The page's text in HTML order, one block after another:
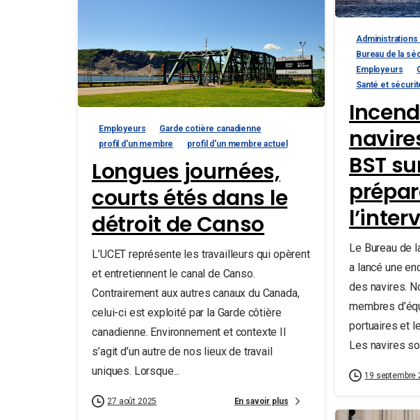
Administrations
Bureau de la
Employeurs
Santé et
BST
Le Bureau de
a lancé une
des navires.
membres
portuaires et
Les navires
19 septembre
Employeurs
Garde cotière canadienne
profil d'un membre
profil d'un membre actuel
Longues journées,
courts étés dans le
détroit de Canso
L’UCET représente les travailleurs qui opèrent
et entretiennent le canal de Canso.
Contrairement aux autres canaux du Canada,
celui-ci est exploité par la Garde côtière
canadienne. Environnement et contexte Il
s’agit d’un autre de nos lieux de travail
uniques. Lorsque...
27 août 2025 En savoir plus